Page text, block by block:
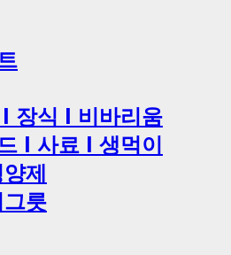
장식 l 비바리움
l 사료 l 생먹이
제
릇